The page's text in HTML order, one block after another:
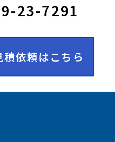
23-7291
依頼はこちら